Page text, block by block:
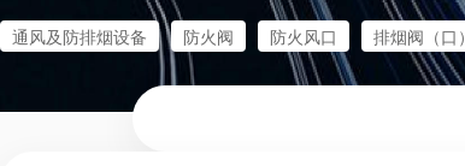
通风及防排烟设备 防火阀 防火风口 排烟阀（口）